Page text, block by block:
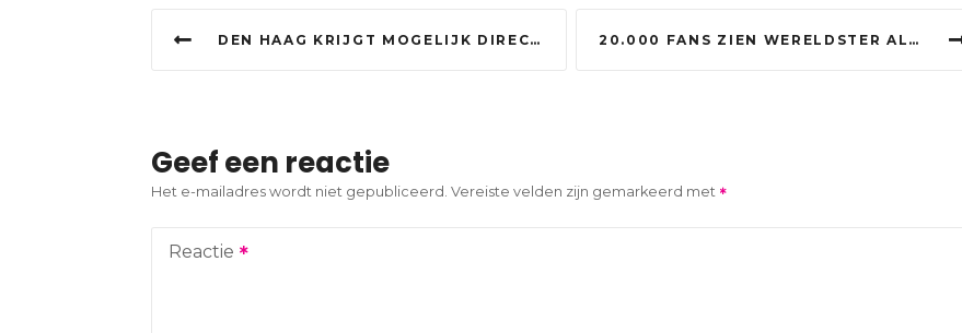
i
c
h
DEN HAAG KRIJGT MOGELIJK DIRECTE TREIN NAAR PARIJS 20.000 FANS ZIEN WERELDSTER ALANIS MORISSETTE OPTREDEN IN DEN HAAG: ‘HEERLIJK FESTIVAL’
Geef een reactie
Het e-mailadres wordt niet gepubliceerd. Vereiste velden zijn gemarkeerd met
Reactie